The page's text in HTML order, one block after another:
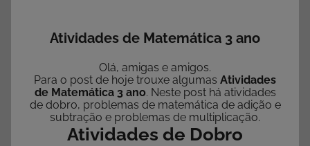
Atividades de Matemática 3 ano
Olá, amigas e amigos.
Para o post de hoje trouxe algumas Atividades
de Matemática 3 ano. Neste post há atividades
de dobro, problemas de matemática de adição e
subtração e problemas de multiplicação.
Atividades de Dobro